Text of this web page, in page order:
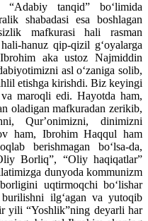
tanqid” boʻlimida
shabadasi esa boshlagan
mafkurasi hali rasman
hanuz qip-qizil gʻoyalarga
aka ustoz Najmiddin
asl oʻzaniga solib,
etishga kirishdi. Biz keyingi
maroqli edi. Hayotda ham,
oladigan mafkuradan zerikib,
Qurʼonimizni, dinimizni
ham, Ibrohim Haqqul ham
berishmagan boʻlsa-da,
Borliq”, “Oliy haqiqatlar”
dunyoda kommunizm
uqtirmoqchi boʻlishar
ilgʻagan va yutoqib
yili “Yoshlik”ning deyarli har